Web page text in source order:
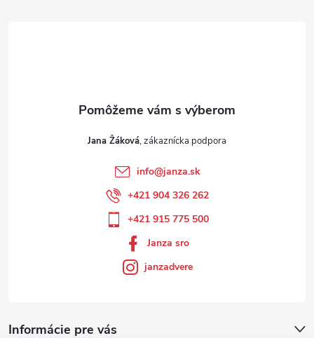
Informácie pre vás
Jana Žáková
info@janza.sk
+421 904 326 262
+421 915 775 500
Janza sro
janzadvere